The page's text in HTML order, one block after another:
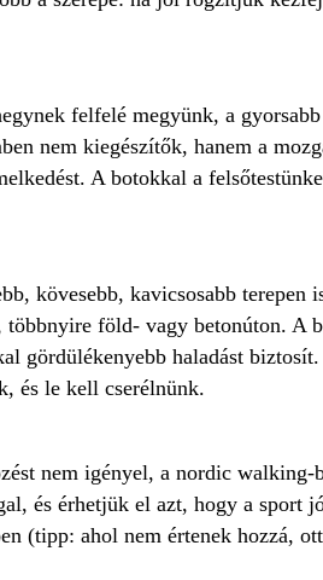
felfelé megyünk, a
nem kiegészítők, hanem a
A botokkal a
kövesebb, kavicsosabb
többnyire föld- vagy betonúton. A
gördülékenyebb haladást
és le kell cserélnünk.
nem igényel, a nordic
és érhetjük el azt, hogy a sport
(tipp: ahol nem értenek hozzá,